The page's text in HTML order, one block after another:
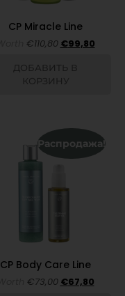
CP Miracle Line
€110,80 €99,80
ДОБАВИТЬ В
КОРЗИНУ
Распродажа!
CP Body Care Line
€73,00 €67,80